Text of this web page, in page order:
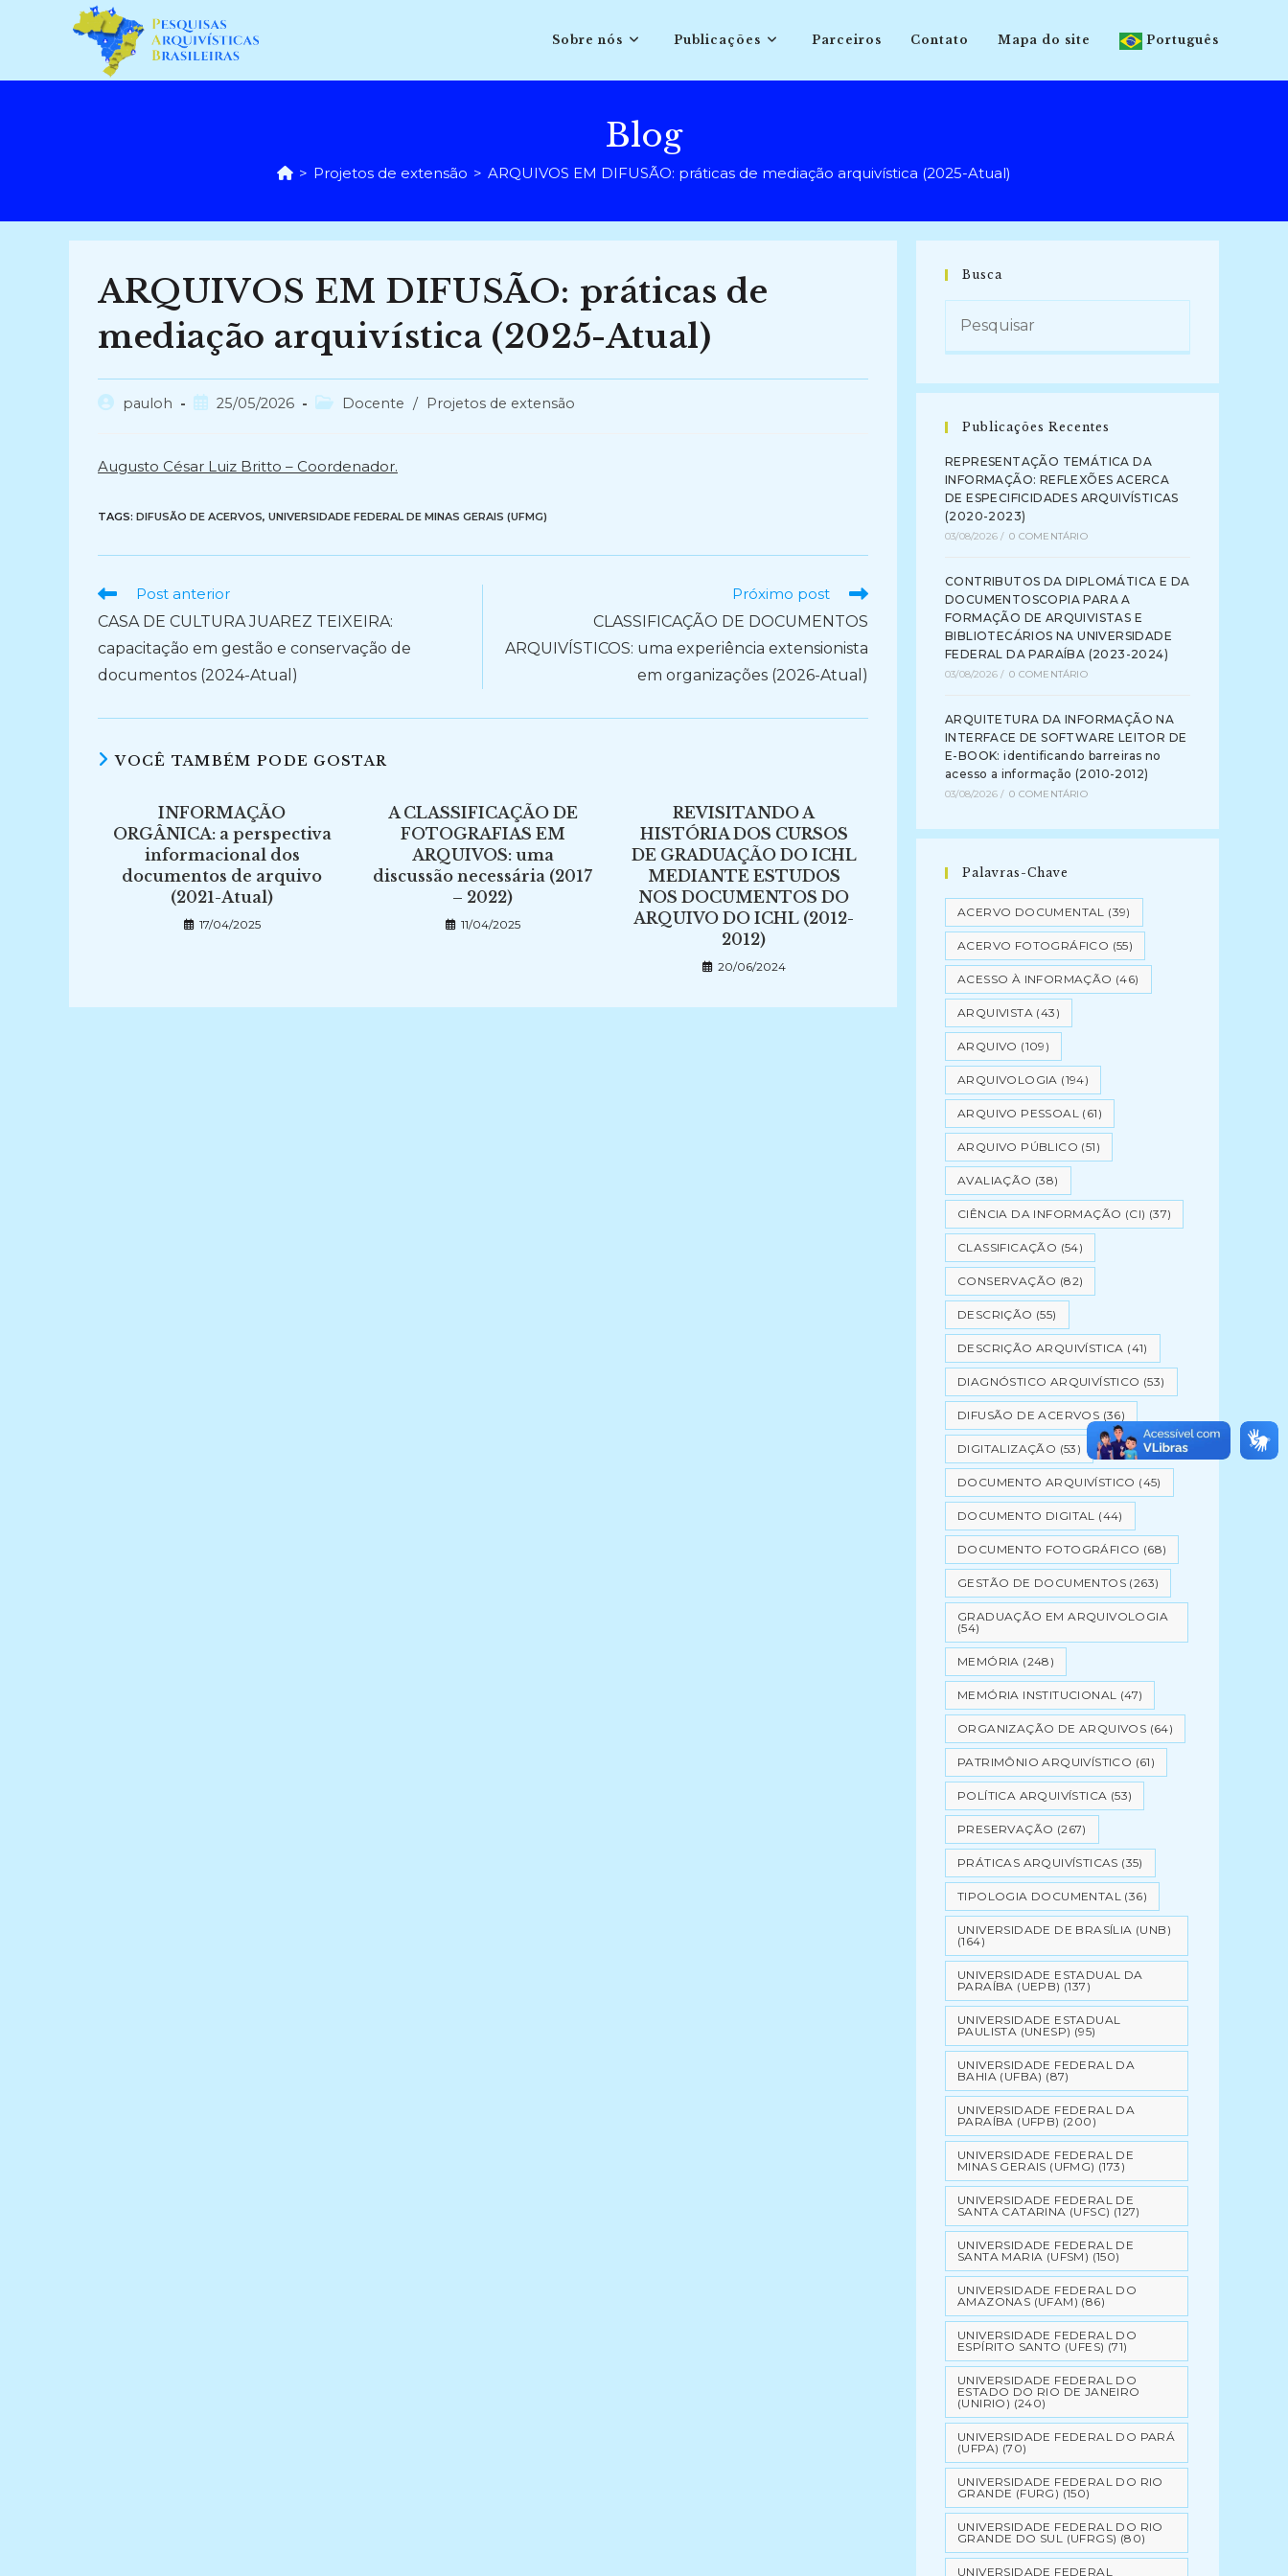
conteúdo
Sobre nós Publicações Parceiros Contato Mapa do site Português
Blog
> Projetos de extensão > ARQUIVOS EM DIFUSÃO: práticas de mediação arquivística (2025-Atual)
ARQUIVOS EM DIFUSÃO: práticas de
mediação arquivística (2025-Atual)
Autorpauloh
Post25/05/2026
Categoria
Docente / Projetos de extensão
Augusto César Luiz Britto – Coordenador.
TAGS: DIFUSÃO DE ACERVOS, UNIVERSIDADE FEDERAL DE MINAS GERAIS (UFMG)
Ler
artigos
Post anterior
CASA DE CULTURA JUAREZ TEIXEIRA:
capacitação em gestão e conservação de
documentos (2024-Atual)
Próximo post
CLASSIFICAÇÃO DE DOCUMENTOS
ARQUIVÍSTICOS: uma experiência extensionista
em organizações (2026-Atual)
VOCÊ TAMBÉM PODE GOSTAR
INFORMAÇÃO
ORGÂNICA: a perspectiva
informacional dos
documentos de arquivo
(2021-Atual)
17/04/2025
A CLASSIFICAÇÃO DE
FOTOGRAFIAS EM
ARQUIVOS: uma
discussão necessária (2017
– 2022)
11/04/2025
REVISITANDO A
HISTÓRIA DOS CURSOS
DE GRADUAÇÃO DO ICHL
MEDIANTE ESTUDOS
NOS DOCUMENTOS DO
ARQUIVO DO ICHL (2012-
2012)
20/06/2024
Busca
Publicações Recentes
REPRESENTAÇÃO TEMÁTICA DA
INFORMAÇÃO: REFLEXÕES ACERCA
DE ESPECIFICIDADES ARQUIVÍSTICAS
(2020-2023)
03/08/2026 / 0 COMENTÁRIO
CONTRIBUTOS DA DIPLOMÁTICA E DA
DOCUMENTOSCOPIA PARA A
FORMAÇÃO DE ARQUIVISTAS E
BIBLIOTECÁRIOS NA UNIVERSIDADE
FEDERAL DA PARAÍBA (2023-2024)
03/08/2026 / 0 COMENTÁRIO
ARQUITETURA DA INFORMAÇÃO NA
INTERFACE DE SOFTWARE LEITOR DE
E-BOOK: identificando barreiras no
acesso a informação (2010-2012)
03/08/2026 / 0 COMENTÁRIO
Palavras-Chave
ACERVO DOCUMENTAL (39)
ACERVO FOTOGRÁFICO (55)
ACESSO À INFORMAÇÃO (46)
ARQUIVISTA (43)
ARQUIVO (109)
ARQUIVOLOGIA (194)
ARQUIVO PESSOAL (61)
ARQUIVO PÚBLICO (51)
AVALIAÇÃO (38)
CIÊNCIA DA INFORMAÇÃO (CI) (37)
CLASSIFICAÇÃO (54)
CONSERVAÇÃO (82)
DESCRIÇÃO (55)
DESCRIÇÃO ARQUIVÍSTICA (41)
DIAGNÓSTICO ARQUIVÍSTICO (53)
DIFUSÃO DE ACERVOS (36)
DIGITALIZAÇÃO (53)
DOCUMENTO ARQUIVÍSTICO (45)
DOCUMENTO DIGITAL (44)
DOCUMENTO FOTOGRÁFICO (68)
GESTÃO DE DOCUMENTOS (263)
GRADUAÇÃO EM ARQUIVOLOGIA
(54)
MEMÓRIA (248)
MEMÓRIA INSTITUCIONAL (47)
ORGANIZAÇÃO DE ARQUIVOS (64)
PATRIMÔNIO ARQUIVÍSTICO (61)
POLÍTICA ARQUIVÍSTICA (53)
PRESERVAÇÃO (267)
PRÁTICAS ARQUIVÍSTICAS (35)
TIPOLOGIA DOCUMENTAL (36)
UNIVERSIDADE DE BRASÍLIA (UNB)
(164)
UNIVERSIDADE ESTADUAL DA
PARAÍBA (UEPB) (137)
UNIVERSIDADE ESTADUAL
PAULISTA (UNESP) (95)
UNIVERSIDADE FEDERAL DA
BAHIA (UFBA) (87)
UNIVERSIDADE FEDERAL DA
PARAÍBA (UFPB) (200)
UNIVERSIDADE FEDERAL DE
MINAS GERAIS (UFMG) (173)
UNIVERSIDADE FEDERAL DE
SANTA CATARINA (UFSC) (127)
UNIVERSIDADE FEDERAL DE
SANTA MARIA (UFSM) (150)
UNIVERSIDADE FEDERAL DO
AMAZONAS (UFAM) (86)
UNIVERSIDADE FEDERAL DO
ESPÍRITO SANTO (UFES) (71)
UNIVERSIDADE FEDERAL DO
ESTADO DO RIO DE JANEIRO
(UNIRIO) (240)
UNIVERSIDADE FEDERAL DO PARÁ
(UFPA) (70)
UNIVERSIDADE FEDERAL DO RIO
GRANDE (FURG) (150)
UNIVERSIDADE FEDERAL DO RIO
GRANDE DO SUL (UFRGS) (80)
UNIVERSIDADE FEDERAL